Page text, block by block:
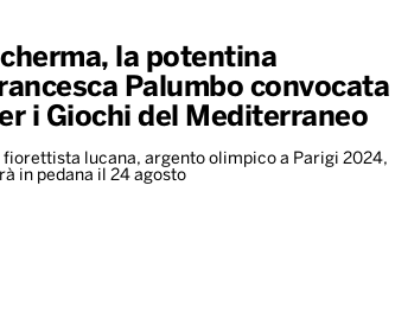
la potentina
Palumbo convocata
i Giochi del Mediterraneo
fiorettista lucana, argento olimpico a Parigi 2024,
in pedana il 24 agosto